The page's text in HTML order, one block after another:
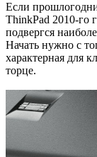
Если
ThinkPad 2010-го
подвергся
Начать нужно с
характерная для
торце.